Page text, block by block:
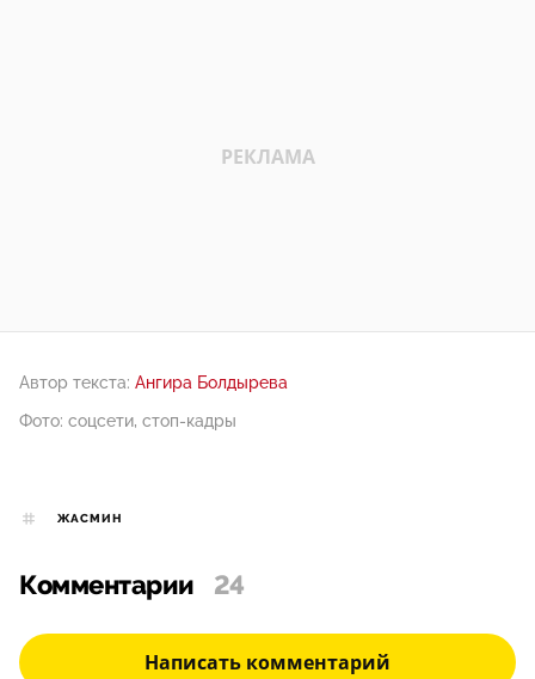
Автор текста: Ангира Болдырева
Фото: соцсети, стоп-кадры
ЖАСМИН
Комментарии 24
Написать комментарий